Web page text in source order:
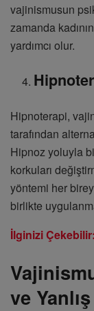
vajinismusun
zamanda
yardımcı olur.
Hipnoterapi,
tarafından
Hipnoz yoluyla
korkuları
yöntemi her
birlikte
İlginizi
ve